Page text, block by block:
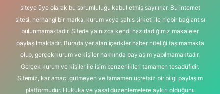
siteye üye olarak bu sorumluluğu kabul etmiş sayılırlar. Bu internet
sitesi, herhangi bir marka, kurum veya şahıs şirketi ile hiçbir bağlantısı
bulunmamaktadır. Sitede yalnızca kendi hazırladığımız makaleler
paylaşılmaktadır. Burada yer alan içerikler haber niteliği taşımamakta
olup, gerçek kurum ve kişiler hakkında paylaşım yapılmamaktadır.
Gerçek kurum ve kişiler ile isim benzerlikleri tamamen tesadüfidir.
Sitemiz, kar amacı gütmeyen ve tamamen ücretsiz bir bilgi paylaşım
platformudur. Hukuka ve yasal düzenlemelere aykırı olduğunu